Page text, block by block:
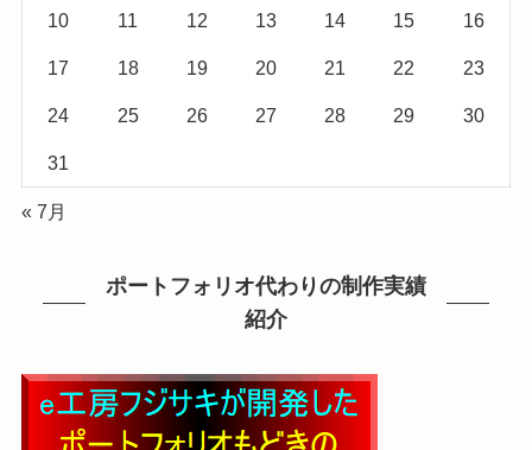
10 11 12 13 14 15 16
17 18 19 20 21 22 23
24 25 26 27 28 29 30
31
« 7月
ポートフォリオ代わりの制作実績
紹介